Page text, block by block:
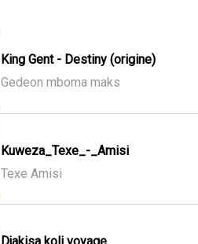
King Gent - Destiny (origine)
Gedeon mboma maks
Kuweza_Texe_-_Amisi
Texe Amisi